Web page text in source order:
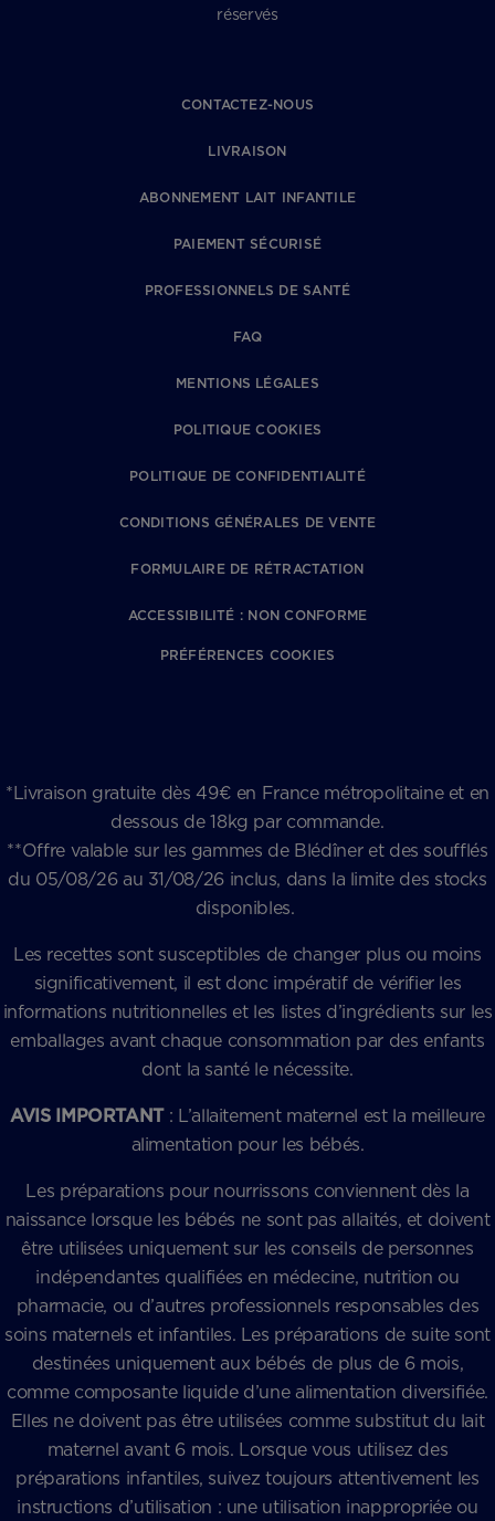
réservés
CONTACTEZ-NOUS
LIVRAISON
ABONNEMENT LAIT INFANTILE
PAIEMENT SÉCURISÉ
PROFESSIONNELS DE SANTÉ
FAQ
MENTIONS LÉGALES
POLITIQUE COOKIES
POLITIQUE DE CONFIDENTIALITÉ
CONDITIONS GÉNÉRALES DE VENTE
FORMULAIRE DE RÉTRACTATION
ACCESSIBILITÉ : NON CONFORME
PRÉFÉRENCES COOKIES
*Livraison gratuite dès 49€ en France métropolitaine et en
dessous de 18kg par commande.
**Offre valable sur les gammes de Blédîner et des soufflés
du 05/08/26 au 31/08/26 inclus, dans la limite des stocks
disponibles.
Les recettes sont susceptibles de changer plus ou moins
significativement, il est donc impératif de vérifier les
informations nutritionnelles et les listes d’ingrédients sur les
emballages avant chaque consommation par des enfants
dont la santé le nécessite.
AVIS IMPORTANT : L’allaitement maternel est la meilleure
alimentation pour les bébés.
Les préparations pour nourrissons conviennent dès la
naissance lorsque les bébés ne sont pas allaités, et doivent
être utilisées uniquement sur les conseils de personnes
indépendantes qualifiées en médecine, nutrition ou
pharmacie, ou d’autres professionnels responsables des
soins maternels et infantiles. Les préparations de suite sont
destinées uniquement aux bébés de plus de 6 mois,
comme composante liquide d’une alimentation diversifiée.
Elles ne doivent pas être utilisées comme substitut du lait
maternel avant 6 mois. Lorsque vous utilisez des
préparations infantiles, suivez toujours attentivement les
instructions d’utilisation : une utilisation inappropriée ou